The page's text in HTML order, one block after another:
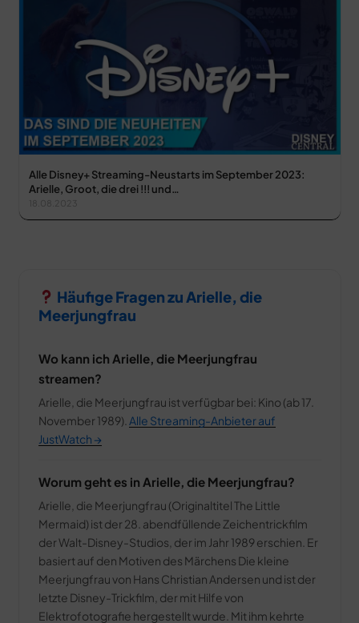
Alle Disney+ Streaming-Neustarts im September 2023:
Arielle, Groot, die drei !!! und…
18.08.2023
Häufige Fragen zu Arielle, die
Meerjungfrau
Wo kann ich Arielle, die Meerjungfrau
streamen?
Arielle, die Meerjungfrau ist verfügbar bei: Kino (ab 17.
November 1989). Alle Streaming-Anbieter auf
JustWatch →
Worum geht es in Arielle, die Meerjungfrau?
Arielle, die Meerjungfrau (Originaltitel The Little
Mermaid) ist der 28. abendfüllende Zeichentrickfilm
der Walt-Disney-Studios, der im Jahr 1989 erschien. Er
basiert auf den Motiven des Märchens Die kleine
Meerjungfrau von Hans Christian Andersen und ist der
letzte Disney-Trickfilm, der mit Hilfe von
Elektrofotografie hergestellt wurde. Mit ihm kehrte